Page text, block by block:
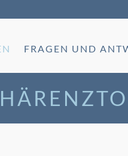
FRAGEN UND